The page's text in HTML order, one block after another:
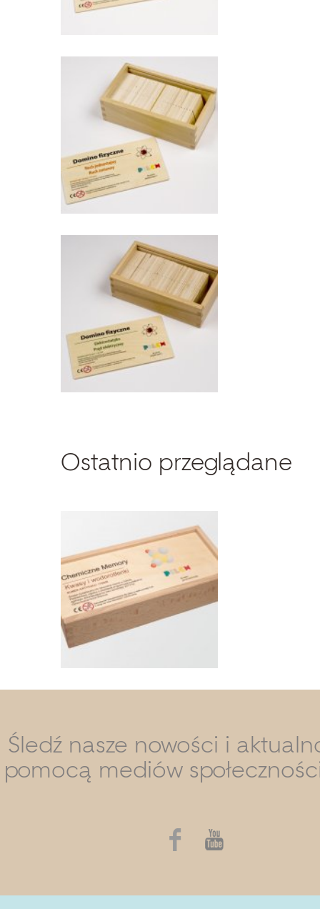
Ostatnio przeglądane
Śledź nasze nowości i
pomocą mediów